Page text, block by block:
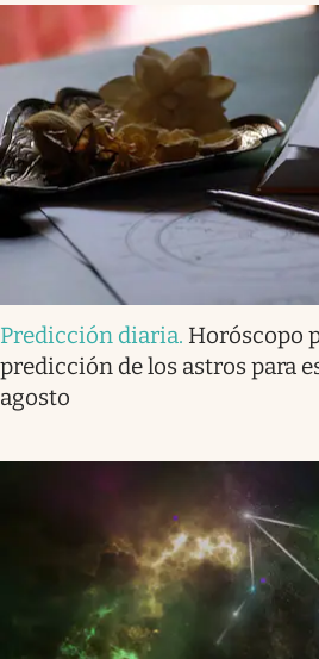
Predicción diaria. Horóscopo
predicción de los astros para
agosto